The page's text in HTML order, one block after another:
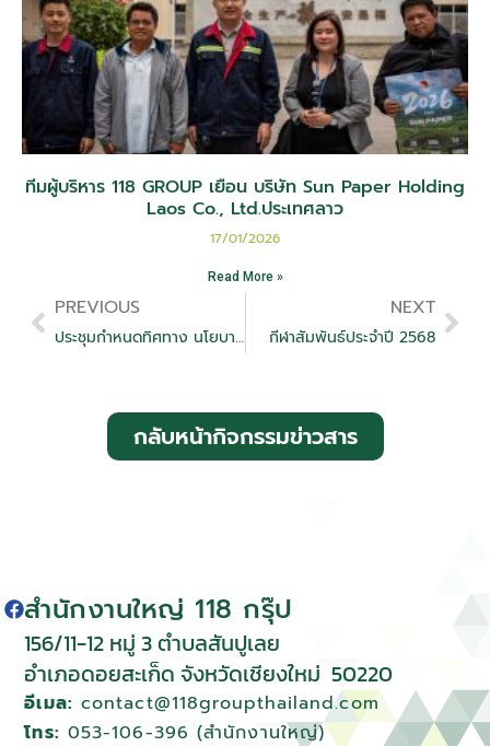
ทีมผู้บริหาร 118 GROUP เยือน บริษัท Sun Paper Holding
Laos Co., Ltd.ประเทศลาว
17/01/2026
Read More »
PREVIOUS
ประชุมกำหนดทิศทาง นโยบาย และกลยุทธ์ ประจำปี 2568
NEXT
กีฬาสัมพันธ์ประจำปี 2568
กลับหน้ากิจกรรมข่าวสาร
สำนักงานใหญ่ 118 กรุ๊ป
156/11-12 หมู่ 3 ตําบลสันปูเลย
อําเภอดอยสะเก็ด จังหวัดเชียงใหม่50220
อีเมล: contact@118groupthailand.com
โทร: 053-106-396 (สำนักงานใหญ่)